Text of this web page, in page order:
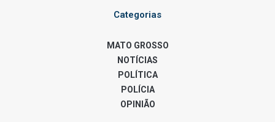
Categorias
MATO GROSSO
NOTÍCIAS
POLÍTICA
POLÍCIA
OPINIÃO